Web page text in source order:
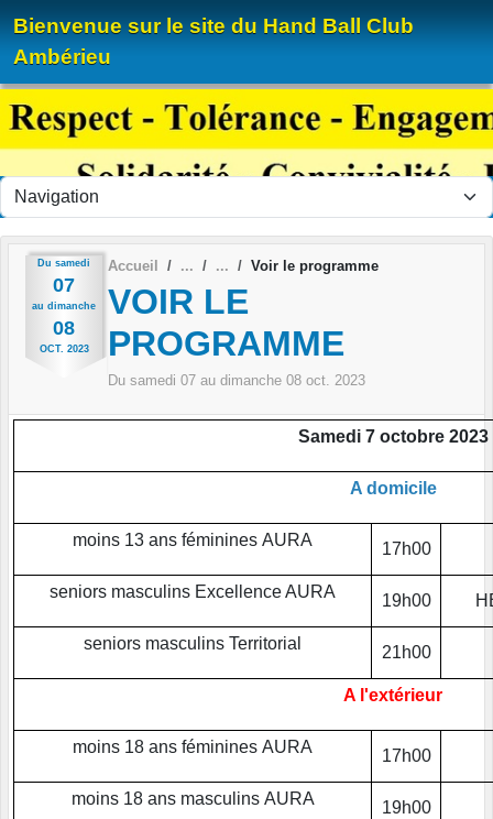
Bienvenue sur le site du Hand Ball Club
Ambérieu
Du samedi
07
au dimanche
08
OCT. 2023
Accueil Voir le programme
VOIR LE
PROGRAMME
Du samedi 07 au dimanche 08 oct. 2023
Samedi 7 octobre 2023
A domicile
moins 13 ans féminines AURA 17h00
seniors masculins Excellence AURA 19h00
seniors masculins Territorial 21h00
A l'extérieur
moins 18 ans féminines AURA 17h00
moins 18 ans masculins AURA 19h00